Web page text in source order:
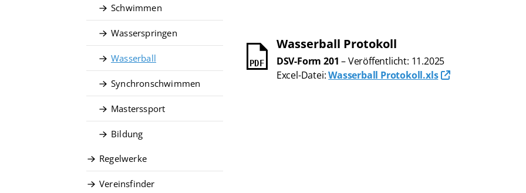
PDF
Wasserball Protokoll
DSV-Form 201 – Veröffentlicht: 11.2025
Excel-Datei:Wasserball Protokoll.xls
Schwimmen
Wasserspringen
Wasserball
Synchronschwimmen
Masterssport
Bildung
Regelwerke
Vereinsfinder
Quicklinks
Vereinsfinder
Lizenzwesen
Zentrale Hinweisstelle